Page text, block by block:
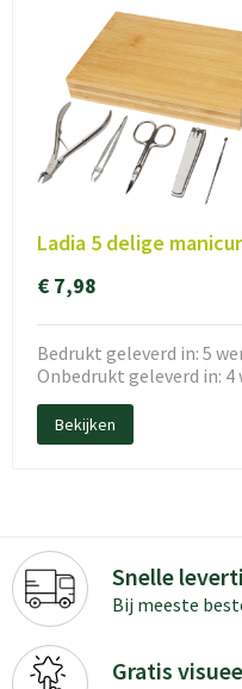
Ladia 5 delige
€ 7,98
Bedrukt geleverd in: 5
Onbedrukt geleverd in: 4
Bekijken
Snelle
Bij meeste
Gratis